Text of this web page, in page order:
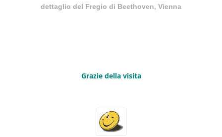
dettaglio del Fregio di Beethoven, Vienna
Grazie della visita